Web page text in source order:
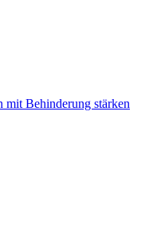
mit Behinderung stärken